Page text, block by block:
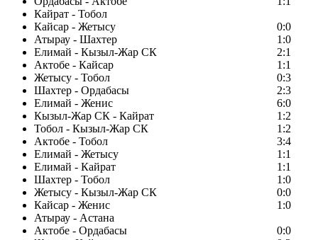
Кайрат - Тобол
Кайсар - Жетысу
0:0
Атырау - Шахтер
1:0
Елимай - Кызыл-Жар СК
2:1
Актобе - Кайсар
1:1
Жетысу - Тобол
0:3
Шахтер - Ордабасы
2:3
Елимай - Женис
6:0
Кызыл-Жар СК - Кайрат
1:2
Тобол - Кызыл-Жар СК
1:2
Актобе - Тобол
3:4
Елимай - Жетысу
1:1
Елимай - Кайрат
1:1
Шахтер - Тобол
1:0
Жетысу - Кызыл-Жар СК
0:0
Кайсар - Женис
1:0
Атырау - Астана
Актобе - Ордабасы
0:0